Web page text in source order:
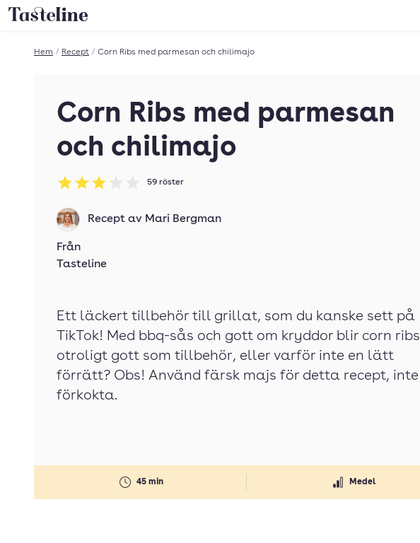
Till Tastelines startsida
Hem / Recept / Corn Ribs med parmesan och chilimajo
Corn Ribs med parmesan
och chilimajo
Betyg: 3.08 av 5
59 röster
45 min Medel
Recept av Mari Bergman
Från
Tasteline
Ett läckert tillbehör till grillat, som du kanske sett på
TikTok! Med bbq-sås och gott om kryddor blir corn ribs
otroligt gott som tillbehör, eller varför inte en lätt
förrätt? Obs! Använd färsk majs för detta recept, inte
förkokta.